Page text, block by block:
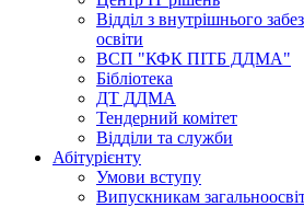
Відділ з внутрішнього
освіти
ВСП "КФК ПІТБ ДДМА"
Бібліотека
ДТ ДДМА
Тендерний комітет
Відділи та служби
Абітурієнту
Умови вступу
Випускникам